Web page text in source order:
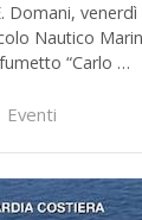
Domani,
Nautico
“Carlo …
Eventi